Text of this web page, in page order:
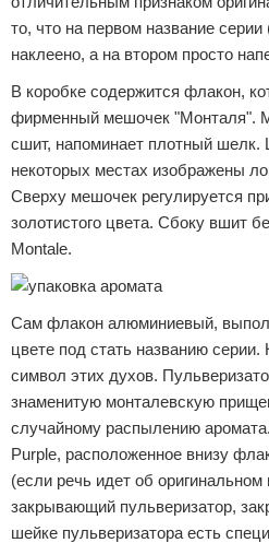
то, что на первом название
наклеено, а на втором просто
В коробке содержится флакон,
фирменный мешочек "Монталя".
сшит, напоминает плотный шелк.
некоторых местах изображены
Сверху мешочек регулируется
золотистого цвета. Сбоку вшит
Montale.
Сам флакон алюминиевый,
цвете под стать названию
символ этих духов.
знаменитую монталевскую
случайному распылению
Purple, расположенное внизу
(если речь идет об
закрывающий пульверизатор,
шейке пульверизатора есть